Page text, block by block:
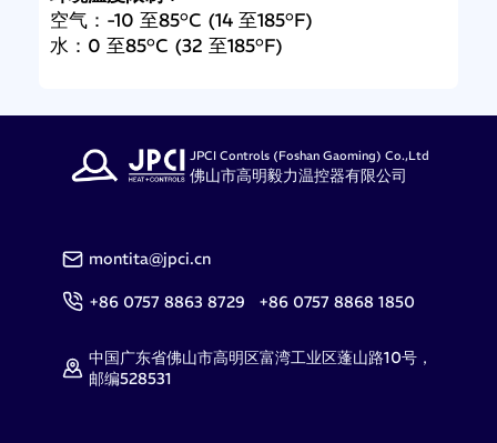
空气：-10 至85°C (14 至185°F)
水：0 至85°C (32 至185°F)
JPCI Controls (Foshan Gaoming) Co.,Ltd
佛山市高明毅力温控器有限公司
montita@jpci.cn
+86 0757 8863 8729 +86 0757 8868 1850
中国广东省佛山市高明区富湾工业区蓬山路10号，
邮编528531